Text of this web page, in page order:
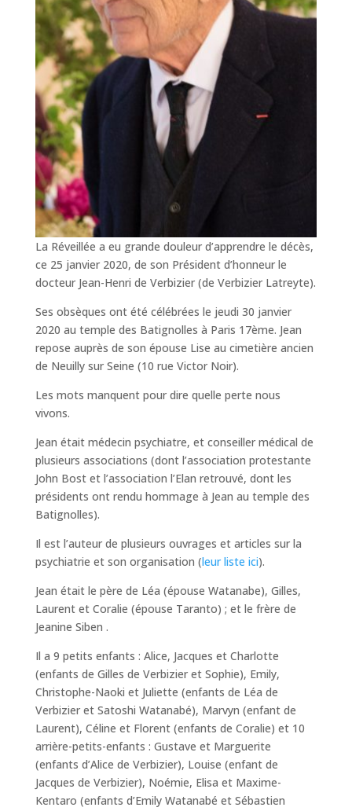
La Réveillée a eu grande douleur d’apprendre le décès,
ce 25 janvier 2020, de son Président d’honneur le
docteur Jean-Henri de Verbizier (de Verbizier Latreyte).
Ses obsèques ont été célébrées le jeudi 30 janvier
2020 au temple des Batignolles à Paris 17ème. Jean
repose auprès de son épouse Lise au cimetière ancien
de Neuilly sur Seine (10 rue Victor Noir).
Les mots manquent pour dire quelle perte nous
vivons.
Jean était médecin psychiatre, et conseiller médical de
plusieurs associations (dont l’association protestante
John Bost et l’association l’Elan retrouvé, dont les
présidents ont rendu hommage à Jean au temple des
Batignolles).
Il est l’auteur de plusieurs ouvrages et articles sur la
psychiatrie et son organisation (leur liste ici).
Jean était le père de Léa (épouse Watanabe), Gilles,
Laurent et Coralie (épouse Taranto) ; et le frère de
Jeanine Siben .
Il a 9 petits enfants : Alice, Jacques et Charlotte
(enfants de Gilles de Verbizier et Sophie), Emily,
Christophe-Naoki et Juliette (enfants de Léa de
Verbizier et Satoshi Watanabé), Marvyn (enfant de
Laurent), Céline et Florent (enfants de Coralie) et 10
arrière-petits-enfants : Gustave et Marguerite
(enfants d’Alice de Verbizier), Louise (enfant de
Jacques de Verbizier), Noémie, Elisa et Maxime-
Kentaro (enfants d’Emily Watanabé et Sébastien